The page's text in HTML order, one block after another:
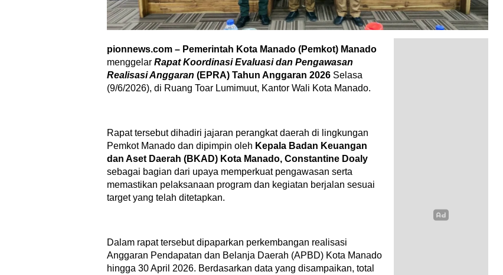
pionnews.com – Pemerintah Kota Manado (Pemkot) Manado
menggelar Rapat Koordinasi Evaluasi dan Pengawasan
Realisasi Anggaran (EPRA) Tahun Anggaran 2026 Selasa
(9/6/2026), di Ruang Toar Lumimuut, Kantor Wali Kota Manado.
Rapat tersebut dihadiri jajaran perangkat daerah di lingkungan
Pemkot Manado dan dipimpin oleh Kepala Badan Keuangan
dan Aset Daerah (BKAD) Kota Manado, Constantine Doaly
sebagai bagian dari upaya memperkuat pengawasan serta
memastikan pelaksanaan program dan kegiatan berjalan sesuai
target yang telah ditetapkan.
Dalam rapat tersebut dipaparkan perkembangan realisasi
Anggaran Pendapatan dan Belanja Daerah (APBD) Kota Manado
hingga 30 April 2026. Berdasarkan data yang disampaikan, total